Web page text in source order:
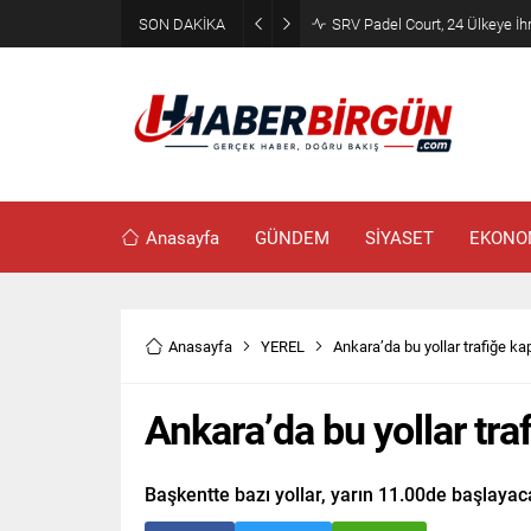
SON DAKİKA SRV Padel Court, 24 Ülkeye
Anasayfa GÜNDEM SİYASET
Anasayfa YEREL Ankara’da bu yollar trafiğe
Ankara’da bu yollar
Başkentte bazı yollar, yarın 11.00de